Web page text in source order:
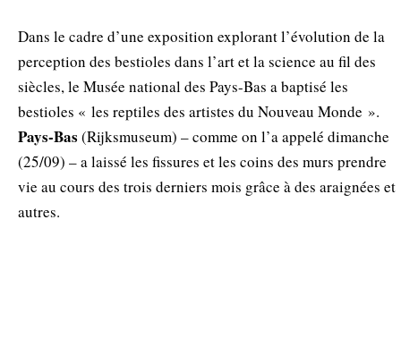
Dans le cadre d’une exposition explorant l’évolution de la
perception des bestioles dans l’art et la science au fil des
siècles, le Musée national des Pays-Bas a baptisé les
bestioles « les reptiles des artistes du Nouveau Monde ».
Pays-Bas (Rijksmuseum) – comme on l’a appelé dimanche
(25/09) – a laissé les fissures et les coins des murs prendre
vie au cours des trois derniers mois grâce à des araignées et
autres.